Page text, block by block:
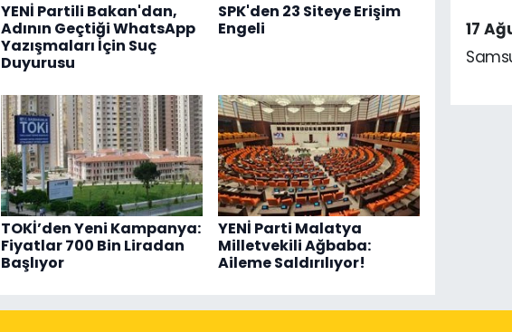
YENİ Partili Bakan'dan,
Adının Geçtiği WhatsApp
Yazışmaları İçin Suç
Duyurusu
SPK'den 23 Siteye Erişim
Engeli
TOKİ’den Yeni Kampanya:
Fiyatlar 700 Bin Liradan
Başlıyor
YENİ Parti Malatya
Milletvekili Ağbaba:
Aileme Saldırılıyor!
17